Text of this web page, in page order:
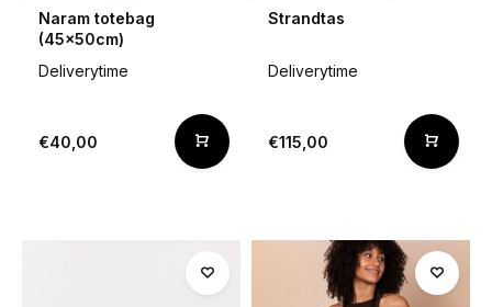
Naram totebag
(45x50cm)
Deliverytime
€40,00
Strandtas
Deliverytime
€115,00